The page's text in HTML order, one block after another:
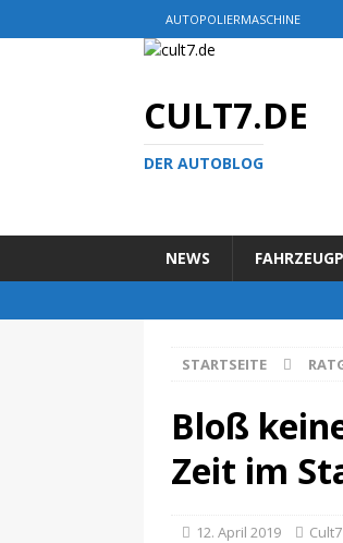
AUTOPOLIERMASCHINE
CULT7.DE
DER AUTOBLOG
NEWS
STARTSEITE
Bloß
Zeit im
12. April 2019 Cult7